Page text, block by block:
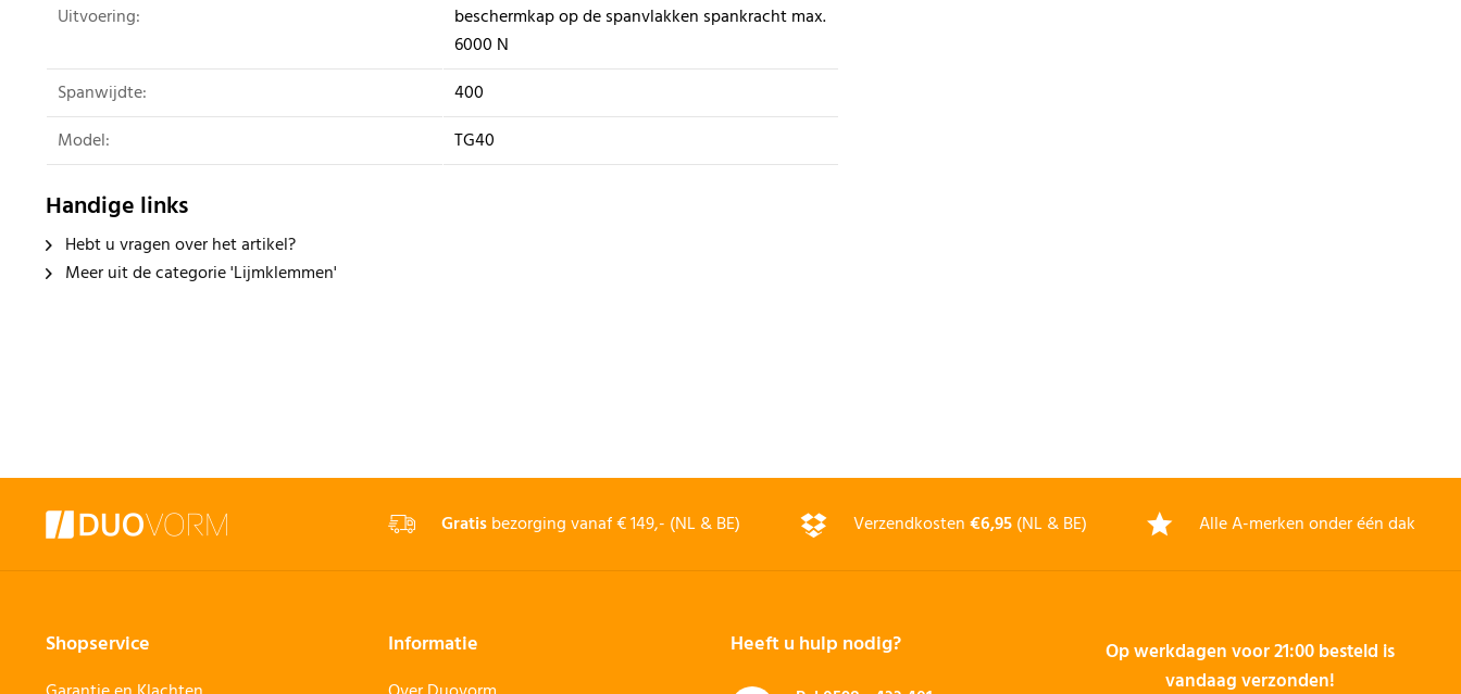
Uitvoering:
beschermkap op de spanvlakken spankracht max.
6000 N
Spanwijdte:
400
Model:
TG40
Handige links
Hebt u vragen over het artikel?
Meer uit de categorie 'Lijmklemmen'
Gratisbezorging vanaf € 149,- (NL & BE) Verzendkosten€6,95(NL & BE) Alle A-merken onder één dak
Shopservice Informatie Heeft u hulp nodig?
Op werkdagen voor 21:00 besteld is
vandaag verzonden!